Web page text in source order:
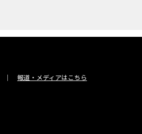
報道・メディアはこちら